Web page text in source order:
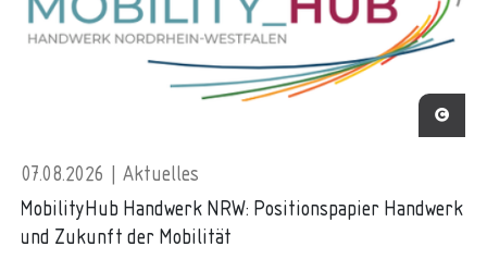
07.08.2026 | Aktuelles
MobilityHub Handwerk NRW: Positionspapier Handwerk
und Zukunft der Mobilität